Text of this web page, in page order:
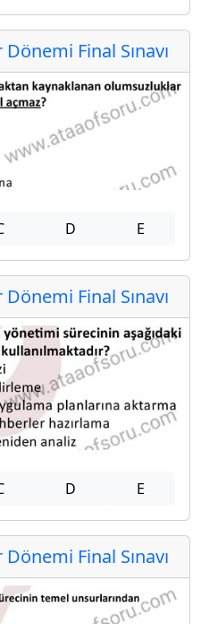
Final Sınavı
D E
Final Sınavı
D E
Final Sınavı